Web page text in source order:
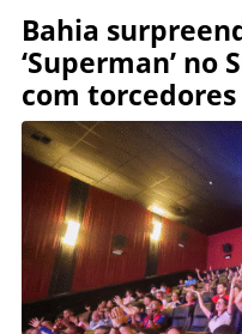
Bahia
‘Superman’ no
com torcedores